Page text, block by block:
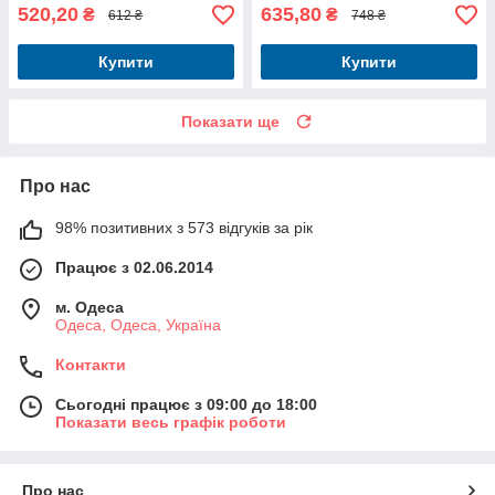
520,20 ₴ 612 ₴
Купити
635,80 ₴ 748 ₴
Купити
Показати ще
Про нас
98% позитивних з 573 відгуків за рік
Працює з 02.06.2014
м. Одеса
Одеса, Одеса, Україна
Контакти
Сьогодні працює з 09:00 до 18:00
Показати весь графік роботи
Про нас